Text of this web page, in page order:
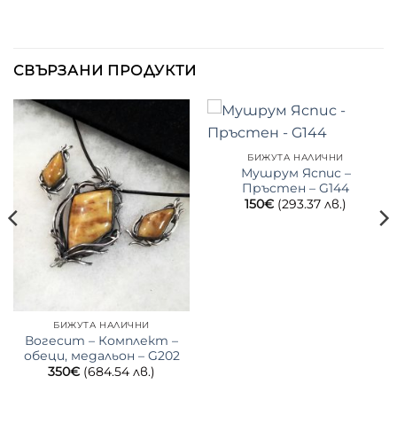
СВЪРЗАНИ ПРОДУКТИ
БИЖУТА НАЛИЧНИ
Вогесит – Комплект –
обеци, медальон – G202
350€ (684.54 лв.)
БИЖУТА НАЛИЧНИ
Мушрум Яспис –
Пръстен – G144
150€ (293.37 лв.)